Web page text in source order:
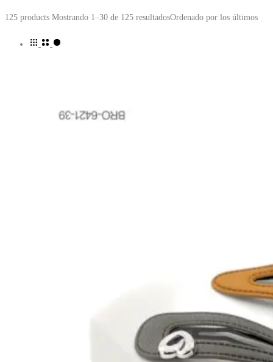
125 products Mostrando 1–30 de 125 resultadosOrdenado por los últimos